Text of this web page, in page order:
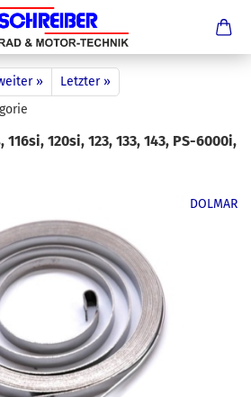
»
Letzter »
120si, 123, 133, 143, PS-6000i,
DOLMAR